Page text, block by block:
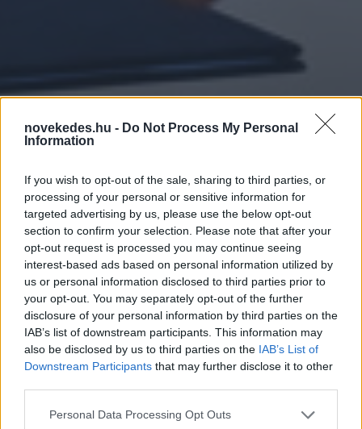
novekedes.hu - Do Not Process My Personal
Information
If you wish to opt-out of the sale, sharing to third parties, or
processing of your personal or sensitive information for
targeted advertising by us, please use the below opt-out
section to confirm your selection. Please note that after your
opt-out request is processed you may continue seeing
interest-based ads based on personal information utilized by
us or personal information disclosed to third parties prior to
your opt-out. You may separately opt-out of the further
disclosure of your personal information by third parties on the
IAB’s list of downstream participants. This information may
also be disclosed by us to third parties on the IAB’s List of
Downstream Participants that may further disclose it to other
Please note that this website/app uses one or more Google
Personal Data Processing Opt Outs
Fontos együttműködési
megállapodást kötött a
Magyar Közgazdasági
Társaság
HÍREK 2023. OKT. 4. NÖVEKEDÉS.HU
Együttműködési megállapodást kötött az
Eszterházy Károly Katolikus Egyetem (EKKE)